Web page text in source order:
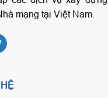
mạng tại Việt Nam.